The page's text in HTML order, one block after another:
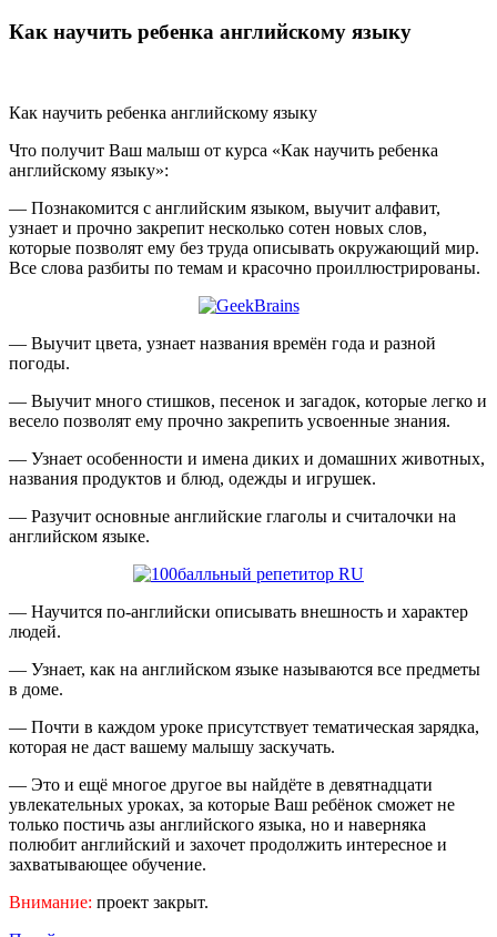
Как научить ребенка английскому языку
Как научить ребенка английскому языку
Что получит Ваш малыш от курса «Как научить ребенка
английскому языку»:
— Познакомится с английским языком, выучит алфавит,
узнает и прочно закрепит несколько сотен новых слов,
которые позволят ему без труда описывать окружающий мир.
Все слова разбиты по темам и красочно проиллюстрированы.
— Выучит цвета, узнает названия времён года и разной
погоды.
— Выучит много стишков, песенок и загадок, которые легко и
весело позволят ему прочно закрепить усвоенные знания.
— Узнает особенности и имена диких и домашних животных,
названия продуктов и блюд, одежды и игрушек.
— Разучит основные английские глаголы и считалочки на
английском языке.
— Научится по-английски описывать внешность и характер
людей.
— Узнает, как на английском языке называются все предметы
в доме.
— Почти в каждом уроке присутствует тематическая зарядка,
которая не даст вашему малышу заскучать.
— Это и ещё многое другое вы найдёте в девятнадцати
увлекательных уроках, за которые Ваш ребёнок сможет не
только постичь азы английского языка, но и наверняка
полюбит английский и захочет продолжить интересное и
захватывающее обучение.
Внимание: проект закрыт.